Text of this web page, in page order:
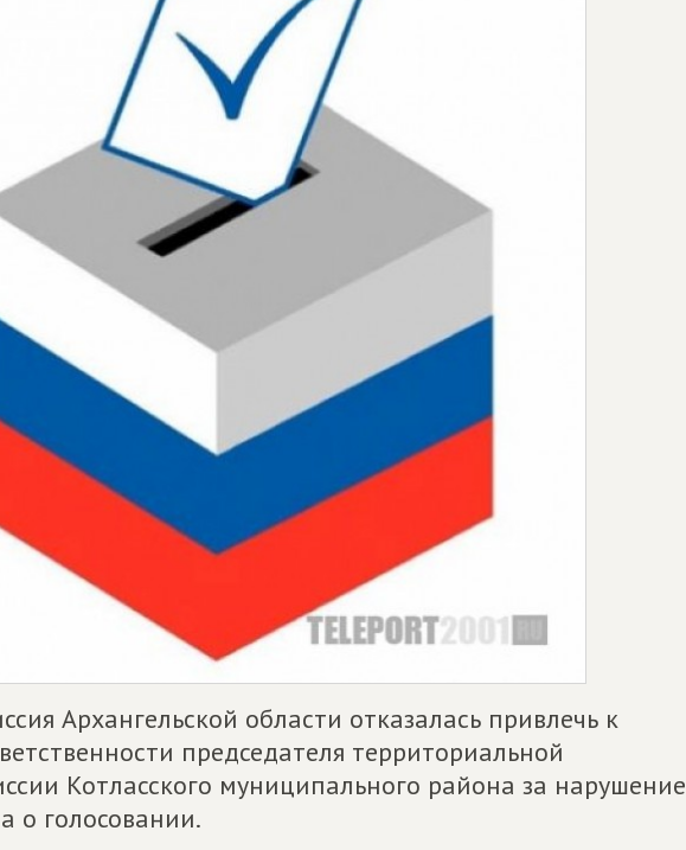
Архангельской области отказалась привлечь к
председателя территориальной
Котласского муниципального района за нарушение
о голосовании.